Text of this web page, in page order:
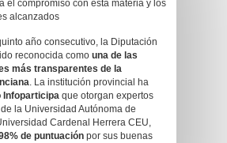
el compromiso con esta materia y los
alcanzados
año consecutivo, la Diputación
reconocida como una de las
más transparentes de la
. La institución provincial ha
Infoparticipa que otorgan expertos
la Universidad Autónoma de
Cardenal Herrera CEU,
de puntuación por sus buenas